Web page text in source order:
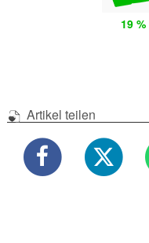
19 %
Artikel teilen